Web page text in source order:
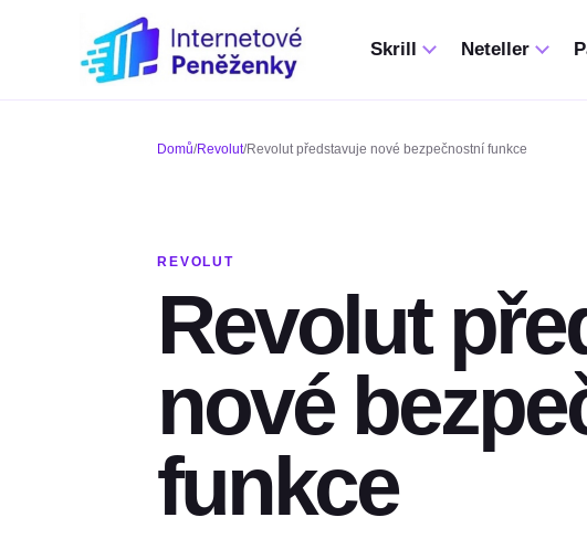
Skrill Neteller
Domů/Revolut/Revolut představuje nové bezpečnostní funkce
REVOLUT
Revolut
nové
funkce